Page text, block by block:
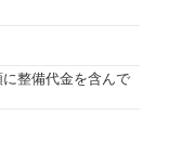
整備代金を含んで